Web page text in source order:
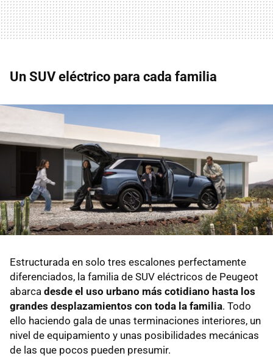
Un SUV eléctrico para cada familia
Estructurada en solo tres escalones perfectamente
diferenciados, la familia de SUV eléctricos de Peugeot
abarca desde el uso urbano más cotidiano hasta los
grandes desplazamientos con toda la familia. Todo
ello haciendo gala de unas terminaciones interiores, un
nivel de equipamiento y unas posibilidades mecánicas
de las que pocos pueden presumir.